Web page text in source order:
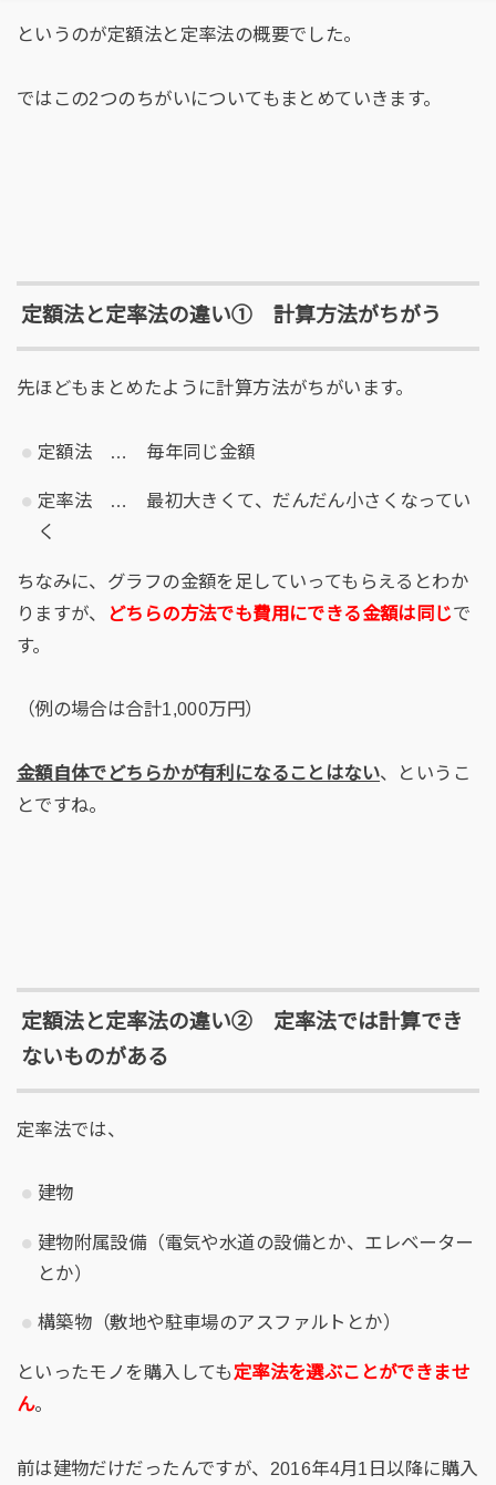
というのが定額法と定率法の概要でした。
ではこの2つのちがいについてもまとめていきます。
定額法と定率法の違い① 計算方法がちがう
先ほどもまとめたように計算方法がちがいます。
定額法 … 毎年同じ金額
定率法 … 最初大きくて、だんだん小さくなってい
く
ちなみに、グラフの金額を足していってもらえるとわか
りますが、
どちらの方法でも費用にできる金額は同じで
す。
（例の場合は合計1,000万円）
金額自体でどちらかが有利になることはない、というこ
とですね。
定額法と定率法の違い② 定率法では計算でき
ないものがある
定率法では、
建物
建物附属設備（電気や水道の設備とか、エレベーター
とか）
構築物（敷地や駐車場のアスファルトとか）
といったモノを購入しても 定率法を選ぶことができませ
ん。
前は建物だけだったんですが、2016年4月1日以降に購入